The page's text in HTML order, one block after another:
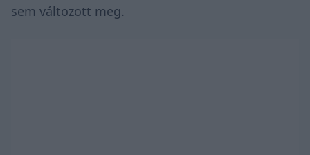
sem változott meg.